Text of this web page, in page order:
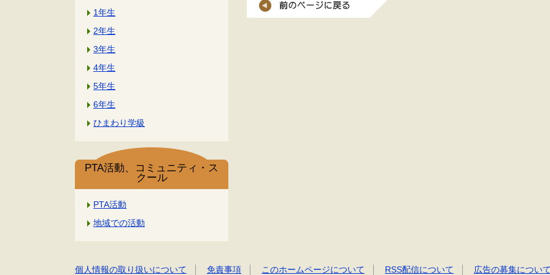
1年生
2年生
3年生
4年生
5年生
6年生
ひまわり学級
PTA活動、コミュニティ・ス
クール
PTA活動
地域での活動
個人情報の取り扱いについて 免責事項 このホームページについて RSS配信について 広告の募集につい